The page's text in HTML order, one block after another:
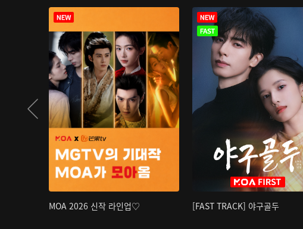
MOA 2026 신작 라인업♡ [FAST TRACK] 야구골두